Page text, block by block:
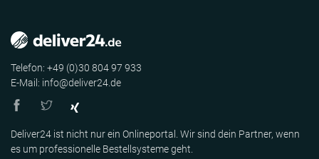
Telefon: +49 (0)30 804 97 933
E-Mail: info@deliver24.de
Deliver24 ist nicht nur ein Onlineportal. Wir sind dein Partner, wenn
es um professionelle Bestellsysteme geht.